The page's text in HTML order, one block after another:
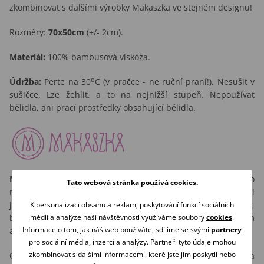
zkombinovat s dalšími výrobky Makaszka ve stejném designu!
Rozměry: 70x50cm (+/- 2cm).
Materiál: 100% bambusová viskóza.
Údržba: Perte na 30oC (v pračce - ne ruční praní!). Nesušit v
sušičce. Lze žehlit, a to na nejnižší stupeň. Nepoužívat
bělidla, ani prací prostředky obsahující bělidla.
Makaszka
nabízí širokou škálu výjimečných produktů pro
miminka i větší děti, v jejich nabídce si však přijdou na své i
jejich maminky. Ve svých kolekcích reflektuje módní trendy,
barvy a vzory. ale dává zároveň vzniknout i velmi netradičním
a jedinečným projektům.
Od dětských dek, přes kompletní vybavení do postýlky a
Tato webová stránka používá cookies.
K personalizaci obsahu a reklam, poskytování funkcí sociálních
médií a analýze naší návštěvnosti využíváme souborycookies.
Informace o tom, jak náš web používáte, sdílíme se svými partnery
pro sociální média, inzerci a analýzy. Partneři tyto údaje mohou
zkombinovat s dalšími informacemi, které jste jim poskytli nebo